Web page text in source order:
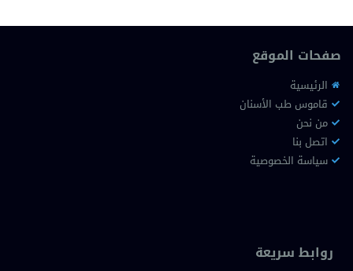
صفحات الموقع
الرئيسية
قاموس طب الأسنان
من نحن
اتصل بنا
سياسة الخصوصية
روابط سريعة